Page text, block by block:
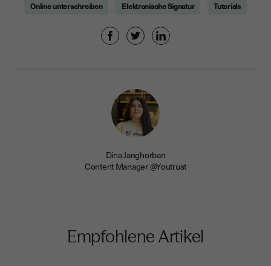
Online unterschreiben Elektronische Signatur Tutorials
Dina Janghorban
Content Manager @Youtrust
Empfohlene Artikel